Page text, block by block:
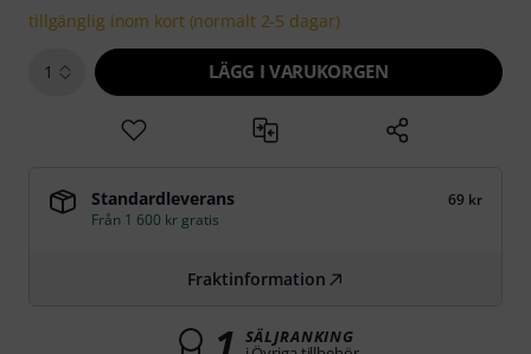
tillgänglig inom kort (normalt 2-5 dagar)
1 LÄGG I VARUKORGEN
Standardleverans
69 kr
Från 1 600 kr gratis
Fraktinformation
SÄLJRANKING